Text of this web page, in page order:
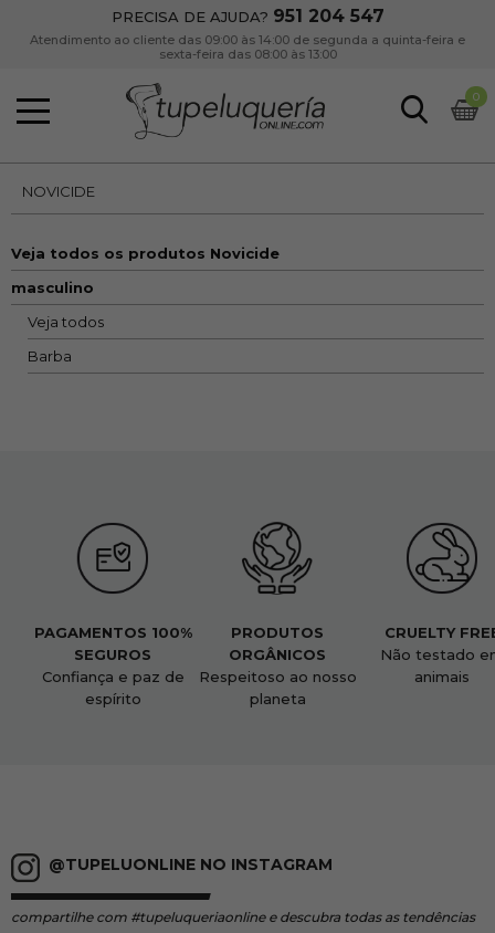
PRECISA DE AJUDA? 951 204 547
Atendimento ao cliente das 09:00 às 14:00 de segunda a quinta-feira e
sexta-feira das 08:00 às 13:00
0
NOVICIDE
Veja todos os produtos Novicide
masculino
Veja todos
Barba
PAGAMENTOS 100%
SEGUROS
Confiança e paz de
espírito
PRODUTOS
ORGÂNICOS
Respeitoso ao nosso
planeta
CRUELTY
Não testado
animais
@TUPELUONLINE NO INSTAGRAM
compartilhe com #tupeluqueriaonline e descubra todas as tendências